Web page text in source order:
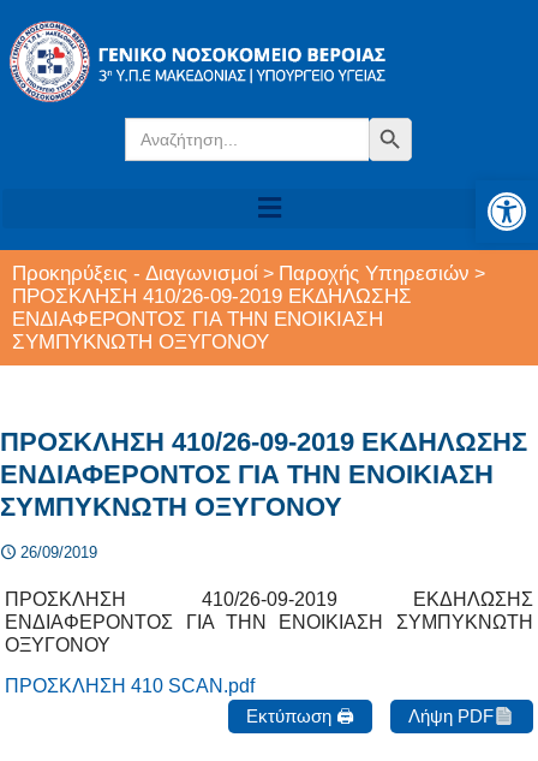
Search
for:
Search Button
Προκηρύξεις - Διαγωνισμοί > Παροχής Υπηρεσιών >
ΠΡΟΣΚΛΗΣΗ 410/26-09-2019 ΕΚΔΗΛΩΣΗΣ
ΕΝΔΙΑΦΕΡΟΝΤΟΣ ΓΙΑ ΤΗΝ ΕΝΟΙΚΙΑΣΗ
ΣΥΜΠΥΚΝΩΤΗ ΟΞΥΓΟΝΟΥ
ΠΡΟΣΚΛΗΣΗ 410/26-09-2019 ΕΚΔΗΛΩΣΗΣ
ΕΝΔΙΑΦΕΡΟΝΤΟΣ ΓΙΑ ΤΗΝ ΕΝΟΙΚΙΑΣΗ
ΣΥΜΠΥΚΝΩΤΗ ΟΞΥΓΟΝΟΥ
26/09/2019
ΠΡΟΣΚΛΗΣΗ 410/26-09-2019 ΕΚΔΗΛΩΣΗΣ
ΕΝΔΙΑΦΕΡΟΝΤΟΣ ΓΙΑ ΤΗΝ ΕΝΟΙΚΙΑΣΗ ΣΥΜΠΥΚΝΩΤΗ
ΟΞΥΓΟΝΟΥ
ΠΡΟΣΚΛΗΣΗ 410 SCAN.pdf
Εκτύπωση 🖨
Λήψη PDF